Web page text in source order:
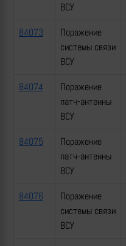
ВСУ
84073
Поражение
системы связи
ВСУ
84074
Поражение
патч-антенны
ВСУ
84075
Поражение
патч-антенны
ВСУ
84076
Поражение
системы связи
ВСУ